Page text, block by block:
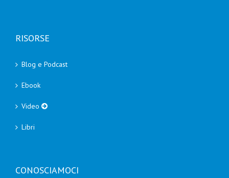
RISORSE
Blog e Podcast
Ebook
Video
Libri
CONOSCIAMOCI